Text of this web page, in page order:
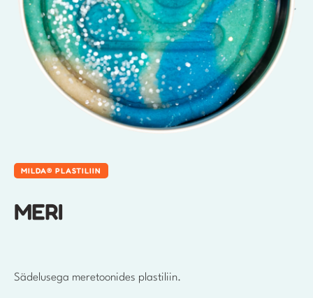
MILDA® PLASTILIIN
MERI
Sädelusega meretoonides plastiliin.